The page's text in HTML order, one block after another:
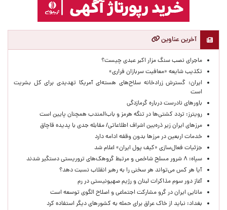
آخرین عناوین
ماجرای نصب سنگ مزار اکبر عبدی چیست؟
تکذیب شایعه «معافیت سربازان فراری»
ایران: گسترش زرادخانه سلاح‌های هسته‌ای آمریکا تهدیدی برای کل بشریت
است
باورهای نادرست درباره گرمازدگی
رویترز: تردد کشتی‌ها در تنگه هرمز و باب‌المندب همچنان پایین است
مرزهای ایران زیر ذره‌بین اشراف اطلاعاتی/ مقابله جدی با پدیده قاچاق
خدمات اربعین در مرزها بدون وقفه ادامه دارد
جزئیات فعال‌سازی «کیف پول ایران» اعلام شد
سپاه: ۸ شرور مسلح شاخص و مرتبط گروهک‌های تروریستی دستگیر شدند
آیا هر کس می‌تواند هر سخنی را به رهبر انقلاب نسبت دهد؟
آغاز دور سوم مذاکرات لبنان و رژیم صهیونیستی در رم
مانایی ایران در گرو مشارکت اجتماعی و اصلاح الگوی توسعه است
بغداد: نباید از خاک عراق برای حمله به کشورهای دیگر استفاده کرد